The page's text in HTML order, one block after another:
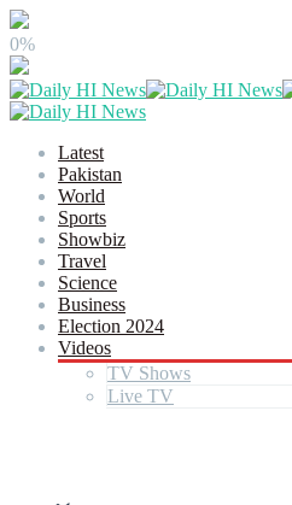
0%
Latest
Pakistan
World
Sports
Showbiz
Travel
Science
Business
Election 2024
Videos
TV Shows
Live TV